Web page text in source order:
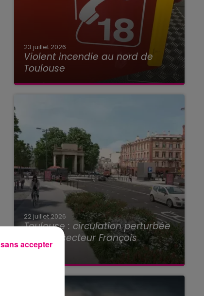
23 juillet 2026
Violent incendie au nord de
Toulouse
22 juillet 2026
Toulouse : circulation perturbée
dans le secteur François
Verdier...
accepter